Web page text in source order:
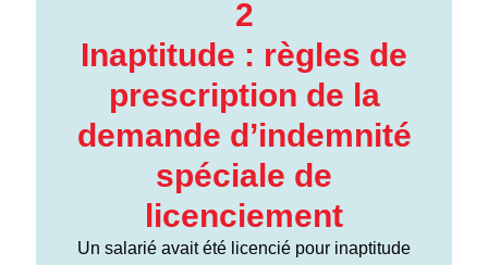
2
Inaptitude : règles de
prescription de la
demande d’indemnité
spéciale de
licenciement
Un salarié avait été licencié pour inaptitude